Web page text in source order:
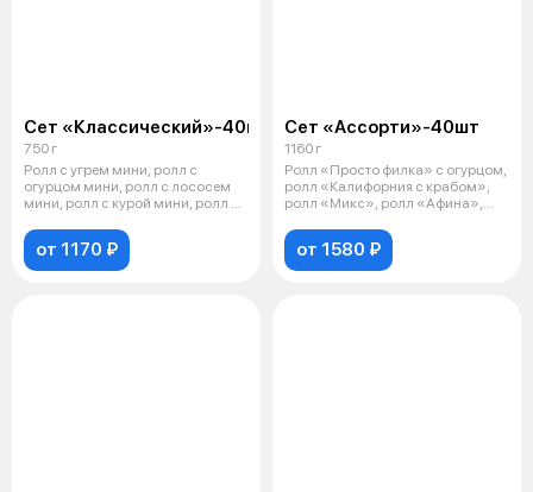
Сет «Классический»-40шт
750 г
Ролл с угрем мини, ролл с
огурцом мини, ролл с лососем
мини, ролл с курой мини, ролл с
от 1170 ₽
Сет «Ассорти»-40шт
1160 г
Ролл «Просто филка» с огурцом,
ролл «Калифорния с крабом»,
ролл «Микс», ролл «Афина»,
от 1580 ₽